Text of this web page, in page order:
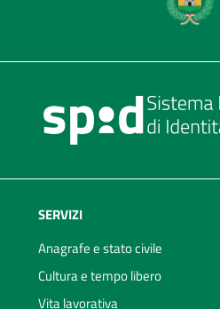
SERVIZI
Anagrafe e stato civile
Cultura e tempo libero
Vita lavorativa